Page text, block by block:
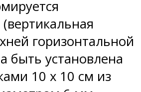
горизонтальной
быть установлена
10 х 10 см из